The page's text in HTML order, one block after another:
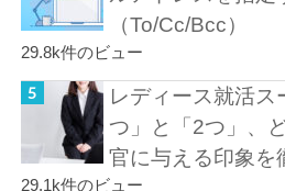
（To/Cc/Bcc）
29.8k件のビュー
レディース就活
つ」と「2つ」、
官に与える印象を
29.1k件のビュー